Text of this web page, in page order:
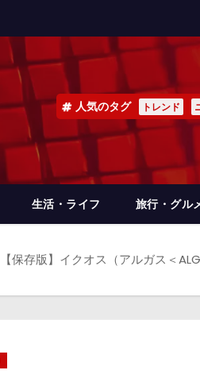
人気のタグ トレンド
生活・ライフ 旅行・グル
【保存版】イクオス（アルガス＜